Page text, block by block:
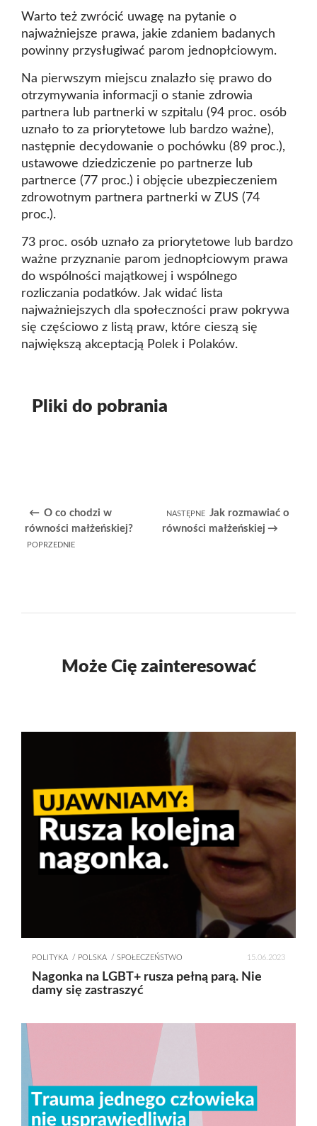
Warto też zwrócić uwagę na pytanie o
najważniejsze prawa, jakie zdaniem badanych
powinny przysługiwać parom jednopłciowym.
Na pierwszym miejscu znalazło się prawo do
otrzymywania informacji o stanie zdrowia
partnera lub partnerki w szpitalu (94 proc. osób
uznało to za priorytetowe lub bardzo ważne),
następnie decydowanie o pochówku (89 proc.),
ustawowe dziedziczenie po partnerze lub
partnerce (77 proc.) i objęcie ubezpieczeniem
zdrowotnym partnera partnerki w ZUS (74
proc.).
73 proc. osób uznało za priorytetowe lub bardzo
ważne przyznanie parom jednopłciowym prawa
do wspólności majątkowej i wspólnego
rozliczania podatków. Jak widać lista
najważniejszych dla społeczności praw pokrywa
się częściowo z listą praw, które cieszą się
największą akceptacją Polek i Polaków.
Pliki do pobrania
O co chodzi w
równości małżeńskiej?
Jak rozmawiać o
równości małżeńskiej
Może Cię zainteresować
POLITYKA POLSKA SPOŁECZEŃSTWO 15.06.2023
Nagonka na LGBT+ rusza pełną parą. Nie
damy się zastraszyć